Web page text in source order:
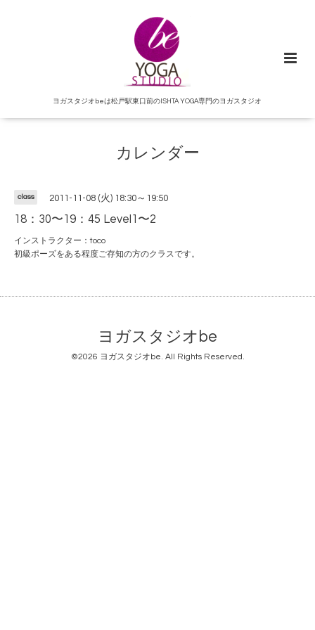
ヨガスタジオbeは松戸駅東口前のISHTA YOGA専門のヨガスタジオ
カレンダー
class 2011-11-08 (火) 18:30～19:50
18：30〜19：45 Level1〜2
インストラクター：toco
初級ポーズをある程度ご存知の方のクラスです。
ヨガスタジオbe
©2026 ヨガスタジオbe. All Rights Reserved.